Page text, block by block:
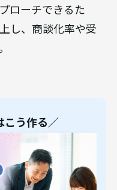
ローチできるた
し、商談化率や受
う作る／